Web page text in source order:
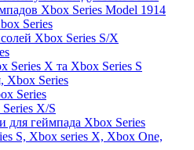
Xbox Series Model 1914
Series
Xbox Series S/X
Series X та Xbox Series S
Xbox Series
Series
X/S
для геймпада Xbox Series
S, Xbox series X, Xbox One,